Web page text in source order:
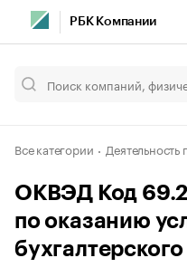
РБК Компании
Все категории
ОКВЭД Код
по оказанию
бухгалтерского